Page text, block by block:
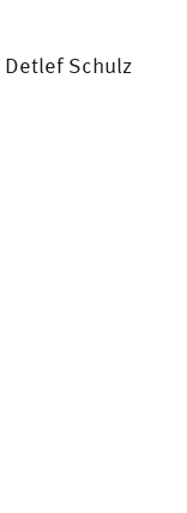
Detlef Schulz